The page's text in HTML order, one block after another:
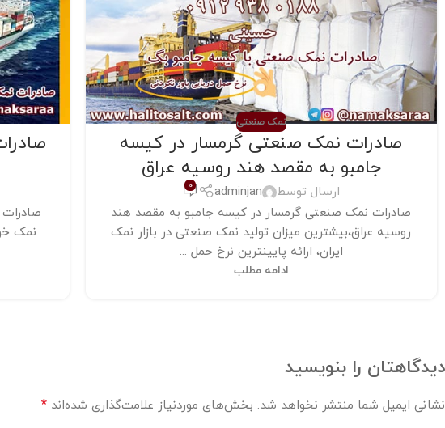
نمک صنعتی
صادرات نمک صنعتی گرمسار در کیسه
جامبو به مقصد هند روسیه عراق
ارسال توسط adminjan
0
صادرات نمک صنعتی گرمسار در کیسه جامبو به مقصد هند
روسیه عراق،بیشترین میزان تولید نمک صنعتی در بازار نمک
ایران، ارائه پایینترین نرخ حمل ...
ادامه مطلب
دیدگاهتان را بنویسید
نشانی ایمیل شما منتشر نخواهد شد. بخش‌های موردنیاز علامت‌گذاری شده‌اند *